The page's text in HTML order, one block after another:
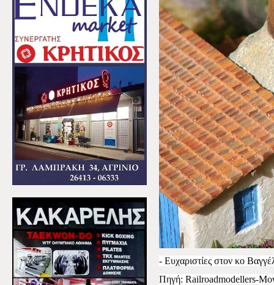
- Ευχαριστίες στον κο
Πηγή: Railroadmodellers-